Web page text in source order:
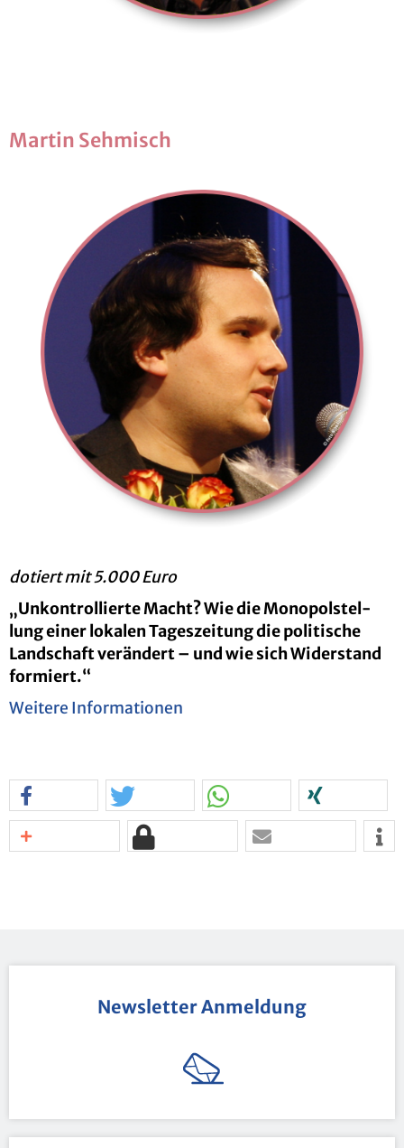
Mar­tin Seh­misch
do­tiert mit 5.000 Euro
„Un­kon­trol­lier­te Macht? Wie die Mo­no­pol­stel­
lung einer lo­ka­len Ta­ges­zei­tung die po­li­ti­sche
Land­schaft ver­än­dert – und wie sich Wi­der­stand
for­miert.“
Wei­te­re In­for­ma­tio­nen
News­let­ter An­mel­dung